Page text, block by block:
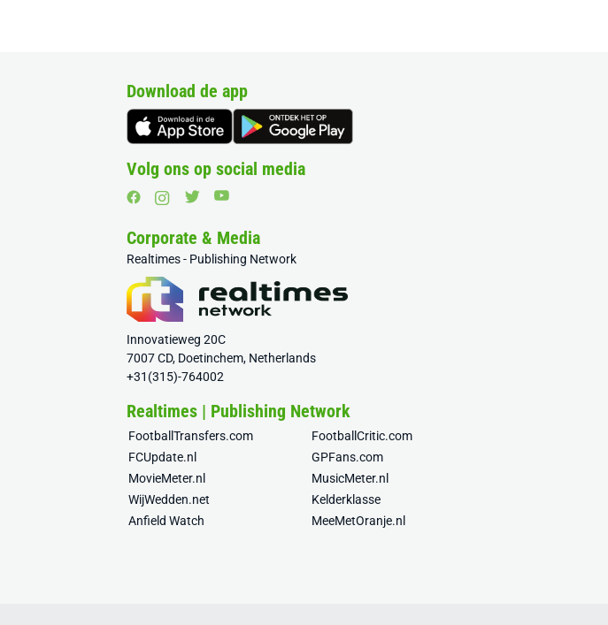
Download de app
Volg ons op social media
Corporate & Media
Realtimes - Publishing Network
Innovatieweg 20C
7007 CD, Doetinchem, Netherlands
+31(315)-764002
Realtimes | Publishing Network
FootballTransfers.com
FootballCritic.com
FCUpdate.nl
GPFans.com
MovieMeter.nl
MusicMeter.nl
WijWedden.net
Kelderklasse
Anfield Watch
MeeMetOranje.nl